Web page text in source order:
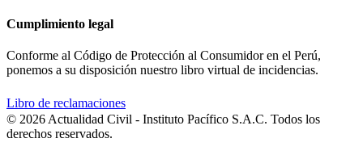
Cumplimiento legal
Conforme al Código de Protección al Consumidor en el Perú,
ponemos a su disposición nuestro libro virtual de incidencias.
Libro de reclamaciones
© 2026 Actualidad Civil - Instituto Pacífico S.A.C. Todos los
derechos reservados.